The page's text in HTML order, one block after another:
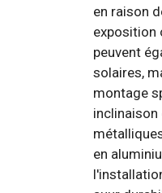
en raison
exposition
peuvent
solaires,
montage
inclinaison
en